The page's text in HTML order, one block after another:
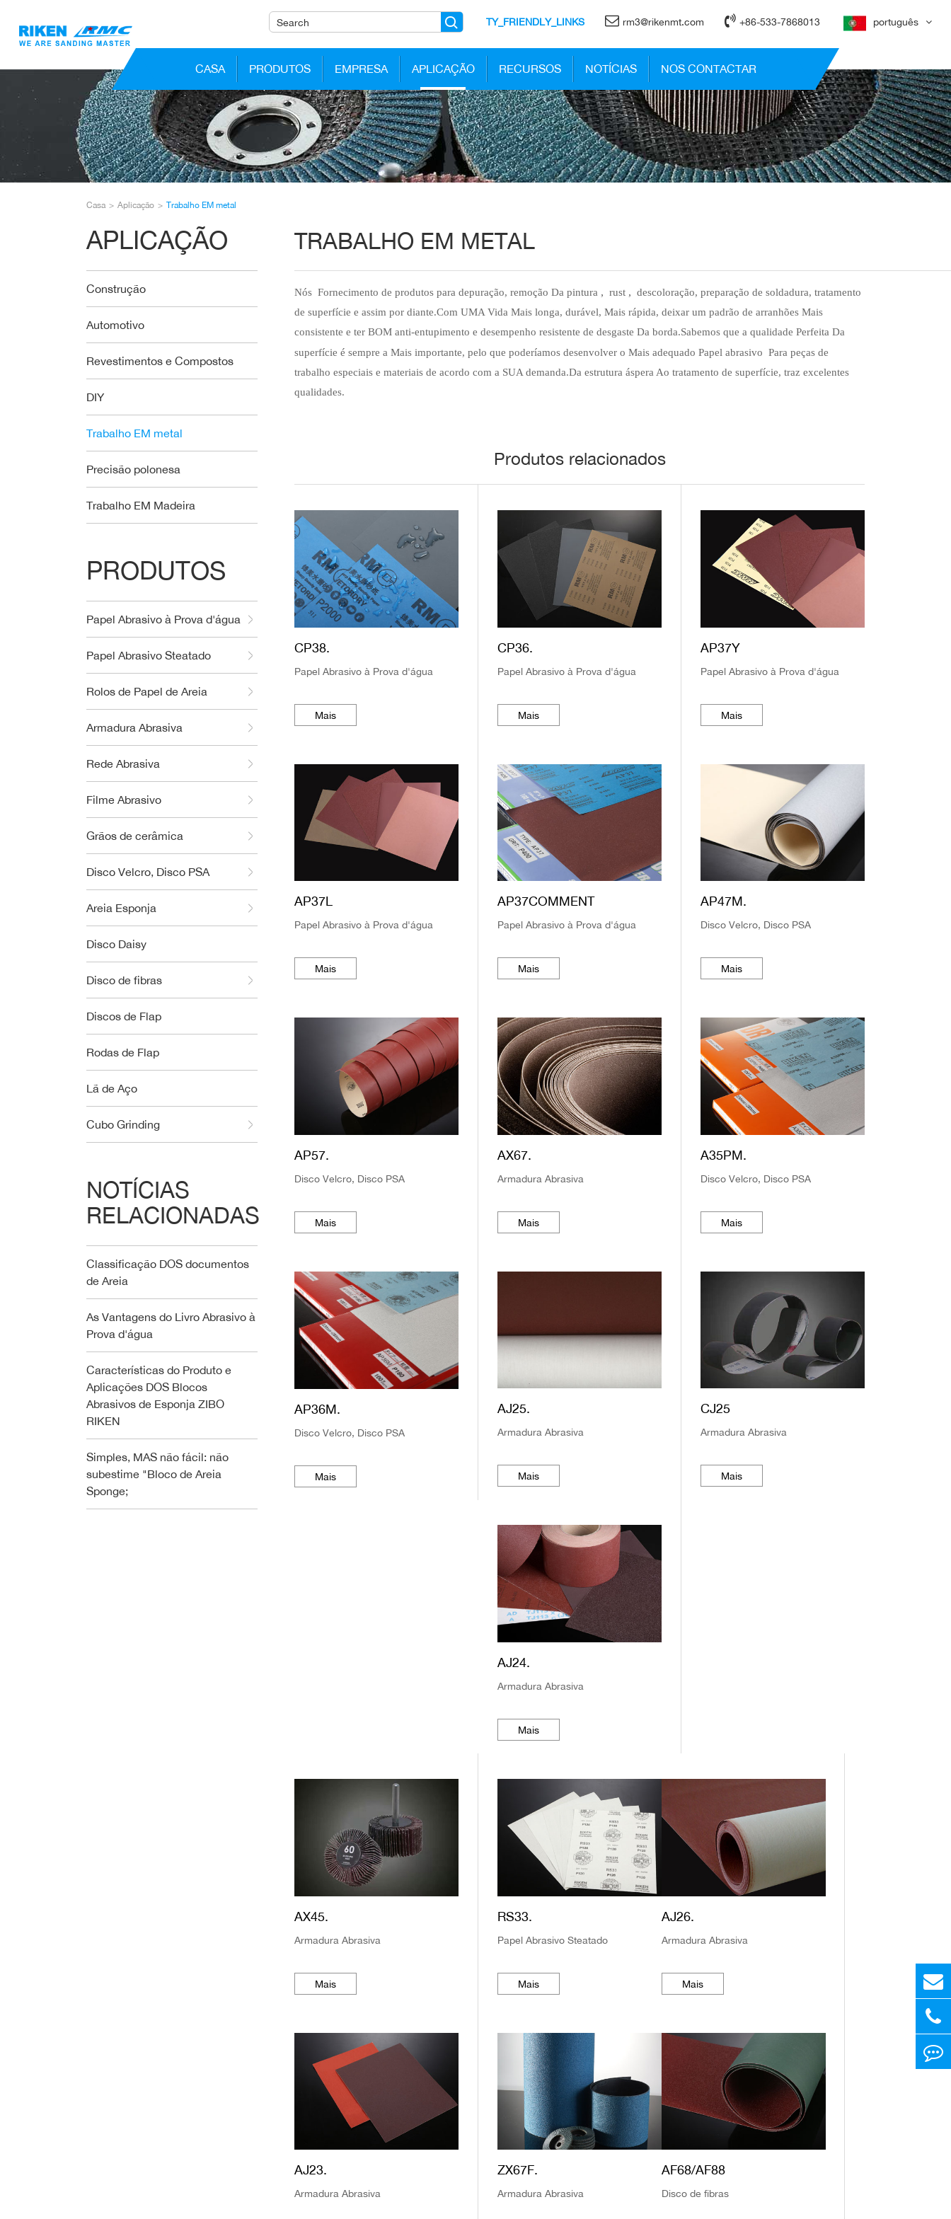
TY_FRIENDLY_LINKS rm3@rikenmt.com +86-533-7868013 português
CASA PRODUTOS EMPRESA APLICAÇÃO RECURSOS NOTÍCIAS NOS CONTACTAR
Casa Aplicação Trabalho EM metal
APLICAÇÃO
Construção
Automotivo
Revestimentos e Compostos
DIY
Trabalho EM metal
Precisão polonesa
Trabalho EM Madeira
PRODUTOS
Papel Abrasivo à Prova d'água
Papel Abrasivo Steatado
Rolos de Papel de Areia
Armadura Abrasiva
Rede Abrasiva
Filme Abrasivo
Grãos de cerâmica
Disco Velcro, Disco PSA
Areia Esponja
Disco Daisy
Disco de fibras
Discos de Flap
Rodas de Flap
Lã de Aço
Cubo Grinding
NOTÍCIAS
RELACIONADAS
Classificação DOS documentos
de Areia
As Vantagens do Livro Abrasivo à
Prova d'água
Características do Produto e
Aplicações DOS Blocos
Abrasivos de Esponja ZIBO
RIKEN
Simples, MAS não fácil: não
subestime "Bloco de Areia
Sponge;
TRABALHO EM METAL
Nós Fornecimento de produtos para depuração, remoção Da pintura , rust , descoloração, preparação de soldadura, tratamento
de superfície e assim por diante.Com UMA Vida Mais longa, durável, Mais rápida, deixar um padrão de arranhões Mais
consistente e ter BOM anti-entupimento e desempenho resistente de desgaste Da borda.Sabemos que a qualidade Perfeita Da
superfície é sempre a Mais importante, pelo que poderíamos desenvolver o Mais adequado Papel abrasivo Para peças de
trabalho especiais e materiais de acordo com a SUA demanda.Da estrutura áspera Ao tratamento de superfície, traz excelentes
qualidades.
Produtos relacionados
CP38.
Papel Abrasivo à Prova d'água
Mais
CP36.
Papel Abrasivo à Prova d'água
Mais
AP37Y
Papel Abrasivo à Prova d'água
Mais
AP37L
Papel Abrasivo à Prova d'água
Mais
AP37COMMENT
Papel Abrasivo à Prova d'água
Mais
AP47M.
Disco Velcro, Disco PSA
Mais
AP57.
Disco Velcro, Disco PSA
Mais
AX67.
Armadura Abrasiva
Mais
A35PM.
Disco Velcro, Disco PSA
Mais
AP36M.
Disco Velcro, Disco PSA
Mais
AJ25.
Armadura Abrasiva
Mais
CJ25
Armadura Abrasiva
Mais
AJ24.
Armadura Abrasiva
Mais
AX45.
Armadura Abrasiva
Mais
RS33.
Papel Abrasivo Steatado
Mais
AJ26.
Armadura Abrasiva
Mais
AJ23.
Armadura Abrasiva
ZX67F.
Armadura Abrasiva
AF68/AF88
Disco de fibras